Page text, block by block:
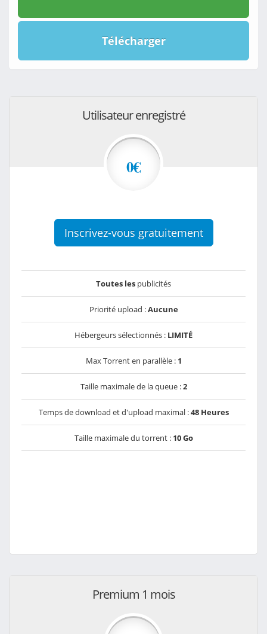
Télécharger
Utilisateur enregistré
0€
Inscrivez-vous gratuitement
Toutes les publicités
Priorité upload :Aucune
Hébergeurs sélectionnés : LIMITÉ
Max Torrent en parallèle : 1
Taille maximale de la queue :2
Temps de download et d'upload maximal :48 Heures
Taille maximale du torrent : 10 Go
Premium 1 mois